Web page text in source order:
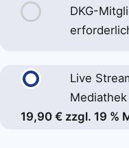
DKG-
Live
Mediathek
19,90 € zzgl. 19 %